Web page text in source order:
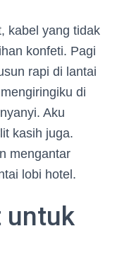
kabel yang tidak
konfeti. Pagi
rapi di lantai
di
Aku
kasih juga.
mengantar
lobi hotel.
untuk